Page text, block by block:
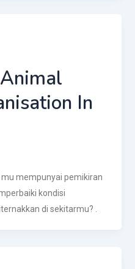
In
mempunyai pemikiran
kondisi
di sekitarmu? .